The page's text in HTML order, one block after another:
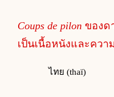
Coups de pilon ของด
เป็นเนื้อหนังและควา
ไทย (thaï)